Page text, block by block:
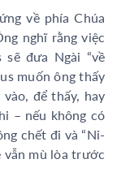
về phía Chúa
nghĩ rằng việc
sẽ đưa Ngài “về
muốn ông thấy
để thấy, hay
– nếu không có
chết đi và “Ni-
vẫn mù lòa trước